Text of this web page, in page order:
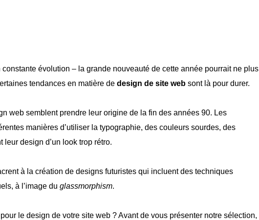
évolution – la grande nouveauté de cette année pourrait ne plus
tendances en matière de design de site web sont là pour durer.
web semblent prendre leur origine de la fin des années 90. Les
manières d’utiliser la typographie, des couleurs sourdes, des
design d’un look trop rétro.
à la création de designs futuristes qui incluent des techniques
à l’image du glassmorphism.
le design de votre site web ? Avant de vous présenter notre sélection,